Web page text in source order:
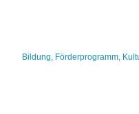
Bildung, Förderprogramm,